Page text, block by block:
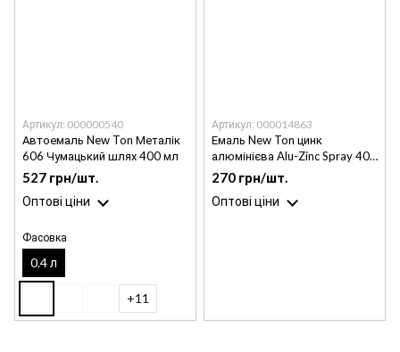
Артикул: 000000540
Автоемаль New Ton Металік
606 Чумацький шлях 400 мл
527 грн/шт.
Оптові ціни
Фасовка
0.4 л
+11
Артикул: 000014863
Емаль New Ton цинк
алюмінієва Alu-Zinc Spray 400
мл
270 грн/шт.
Оптові ціни